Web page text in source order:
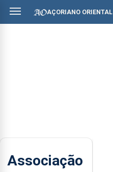
AÇORIANO ORIENTAL
Associação